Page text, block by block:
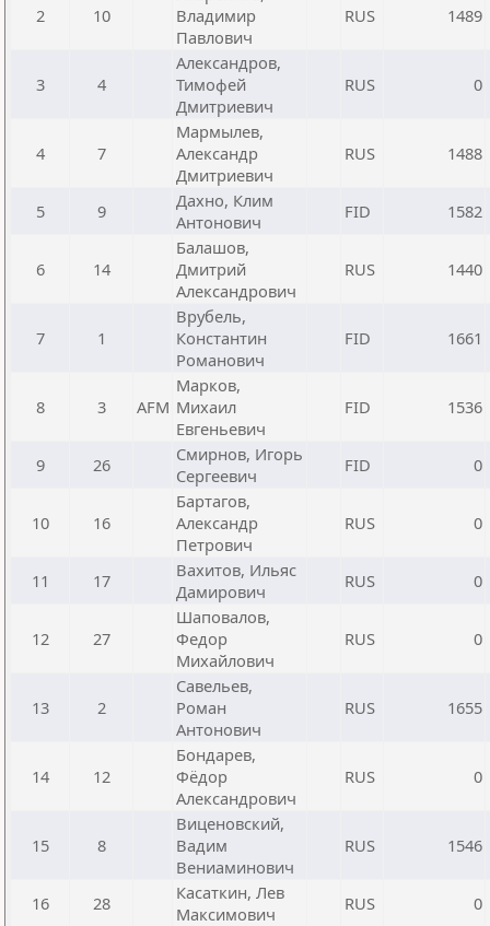
2 10
Владимир
Павлович
RUS 1489
3 4
Александров,
Тимофей
Дмитриевич
RUS 0
4 7
Мармылев,
Александр
Дмитриевич
RUS 1488
5 9
Дахно, Клим
Антонович
FID 1582
6 14
Балашов,
Дмитрий
Александрович
RUS 1440
7 1
Врубель,
Константин
Романович
FID 1661
8 3 AFM
Марков,
Михаил
Евгеньевич
FID 1536
9 26
Смирнов, Игорь
Сергеевич
FID 0
10 16
Бартагов,
Александр
Петрович
RUS 0
11 17
Вахитов, Ильяс
Дамирович
RUS 0
12 27
Шаповалов,
Федор
Михайлович
RUS 0
13 2
Савельев,
Роман
Антонович
RUS 1655
14 12
Бондарев,
Фёдор
Александрович
RUS 0
15 8
Виценовский,
Вадим
Вениаминович
RUS 1546
16 28
Касаткин, Лев
Максимович
RUS 0